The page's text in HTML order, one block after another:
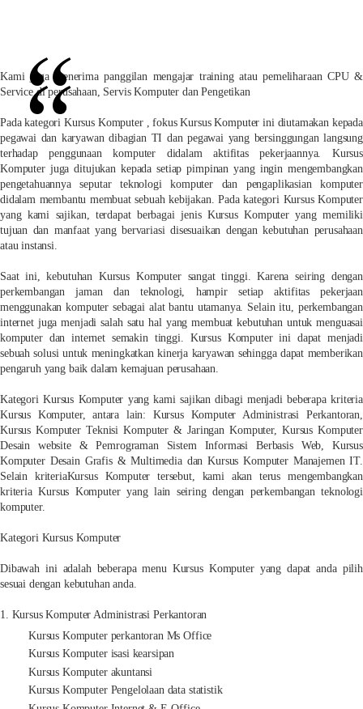
Kami juga menerima panggilan mengajar training atau pemeliharaan CPU &
Service di perusahaan, Servis Komputer dan Pengetikan
Pada kategori Kursus Komputer , fokus Kursus Komputer ini diutamakan kepada
pegawai dan karyawan dibagian TI dan pegawai yang bersinggungan langsung
terhadap penggunaan komputer didalam aktifitas pekerjaannya. Kursus
Komputer juga ditujukan kepada setiap pimpinan yang ingin mengembangkan
pengetahuannya seputar teknologi komputer dan pengaplikasian komputer
didalam membantu membuat sebuah kebijakan. Pada kategori Kursus Komputer
yang kami sajikan, terdapat berbagai jenis Kursus Komputer yang memiliki
tujuan dan manfaat yang bervariasi disesuaikan dengan kebutuhan perusahaan
atau instansi.
Saat ini, kebutuhan Kursus Komputer sangat tinggi. Karena seiring dengan
perkembangan jaman dan teknologi, hampir setiap aktifitas pekerjaan
menggunakan komputer sebagai alat bantu utamanya. Selain itu, perkembangan
internet juga menjadi salah satu hal yang membuat kebutuhan untuk menguasai
komputer dan internet semakin tinggi. Kursus Komputer ini dapat menjadi
sebuah solusi untuk meningkatkan kinerja karyawan sehingga dapat memberikan
pengaruh yang baik dalam kemajuan perusahaan.
Kategori Kursus Komputer yang kami sajikan dibagi menjadi beberapa kriteria
Kursus Komputer, antara lain: Kursus Komputer Administrasi Perkantoran,
Kursus Komputer Teknisi Komputer & Jaringan Komputer, Kursus Komputer
Desain website & Pemrograman Sistem Informasi Berbasis Web, Kursus
Komputer Desain Grafis & Multimedia dan Kursus Komputer Manajemen IT.
Selain kriteriaKursus Komputer tersebut, kami akan terus mengembangkan
kriteria Kursus Komputer yang lain seiring dengan perkembangan teknologi
komputer.
Kategori Kursus Komputer
Dibawah ini adalah beberapa menu Kursus Komputer yang dapat anda pilih
sesuai dengan kebutuhan anda.
1. Kursus Komputer Administrasi Perkantoran
Kursus Komputer perkantoran Ms Office
Kursus Komputer isasi kearsipan
Kursus Komputer akuntansi
Kursus Komputer Pengelolaan data statistik